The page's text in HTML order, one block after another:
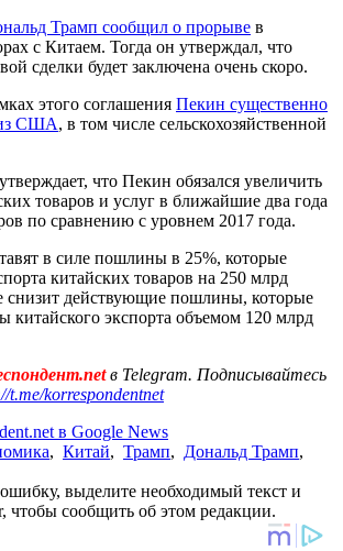
Трамп сообщил о прорыве в
с Китаем. Тогда он утверждал, что
сделки будет заключена очень скоро.
этого соглашения Пекин существенно
США, в том числе сельскохозяйственной
что Пекин обязался увеличить
товаров и услуг в ближайшие два года
по сравнению с уровнем 2017 года.
в силе пошлины в 25%, которые
китайских товаров на 250 млрд
снизит действующие пошлины, которые
китайского экспорта объемом 120 млрд
в Telegram. Подписывайтесь
t.me/korrespondentnet
в Google News
, Китай, Трамп, Дональд Трамп,
выделите необходимый текст и
чтобы сообщить об этом редакции.